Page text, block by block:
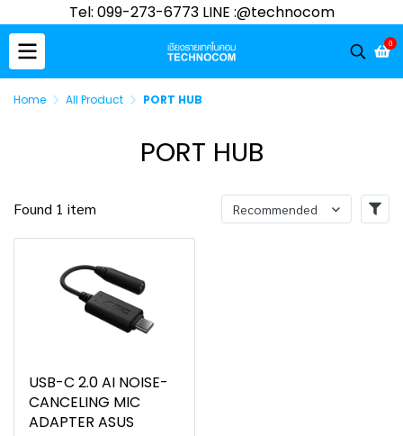
Tel: 099-273-6773 LINE :@technocom
0
Home All Product PORT HUB
PORT HUB
Found 1 item Recommended
USB-C 2.0 AI NOISE-
CANCELING MIC
ADAPTER ASUS